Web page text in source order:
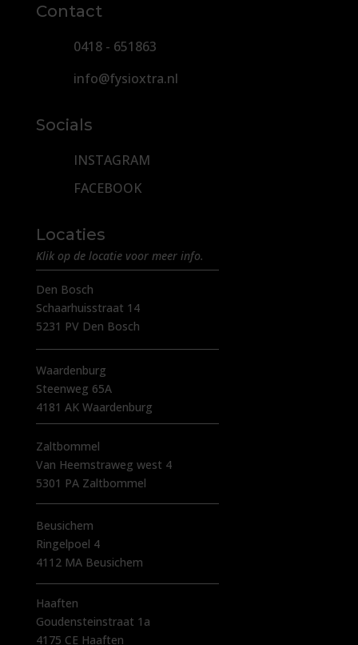
Contact
0418 - 651863
info@fysioxtra.nl
Socials
INSTAGRAM
FACEBOOK
Locaties
Klik op de locatie voor meer info.
Den Bosch
Schaarhuisstraat 14
5231 PV Den Bosch
Waardenburg
Steenweg 65A
4181 AK Waardenburg
Zaltbommel
Van Heemstraweg west 4
5301 PA Zaltbommel
Beusichem
Ringelpoel 4
4112 MA Beusichem
Haaften
Goudensteinstraat 1a
4175 CE Haaften